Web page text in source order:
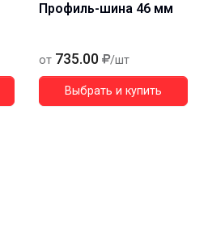
Профиль-шина 46 мм
от 735.00 /шт
Выбрать и купить